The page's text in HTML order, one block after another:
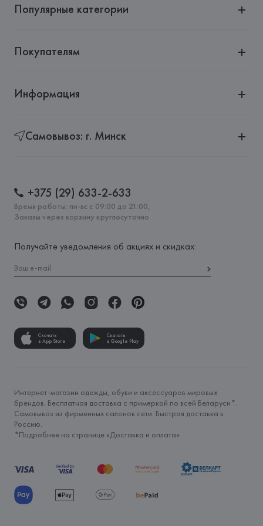
Популярные категории
Покупателям
Информация
Самовывоз: г. Минск
+375 (29) 633-2-633
Время работы: пн-вс с 09:00 до 21:00,
Заказы через корзину круглосуточно
Получайте уведомления об акциях и скидках:
Скачать
в App Store
Скачать
в Google Play
Интернет-магазин одежды, обуви и аксессуаров мировых
брендов. Бесплатная доставка с примеркой по всей Беларуси*.
Самовывоз из фирменных салонов сети. Быстрая доставка в
Россию.
*Подробнее на странице «Доставка и оплата»